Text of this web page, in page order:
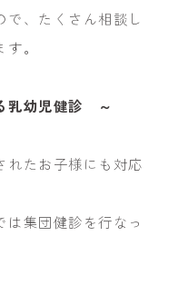
で、たくさん相談し
。
乳幼児健診 ～
たお子様にも対応
集団健診を行なっ